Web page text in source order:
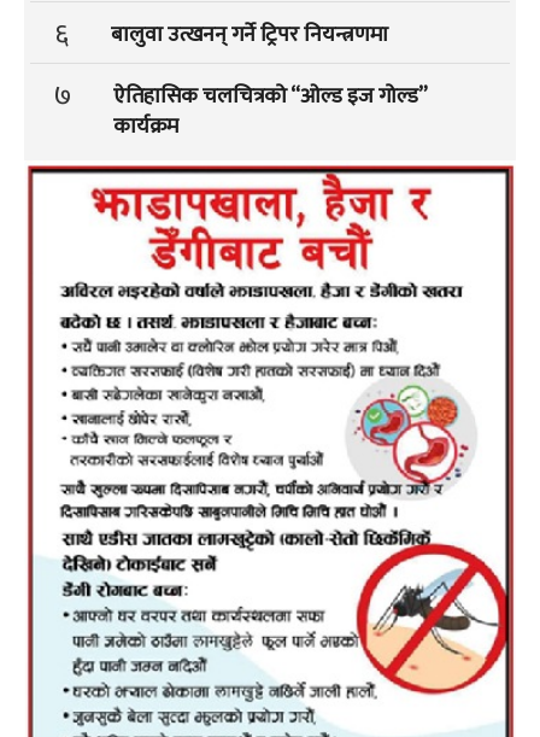
६ बालुवा उत्खनन् गर्ने ट्रिपर नियन्त्रणमा
७
ऐतिहासिक चलचित्रको “ओल्ड इज गोल्ड”
कार्यक्रम